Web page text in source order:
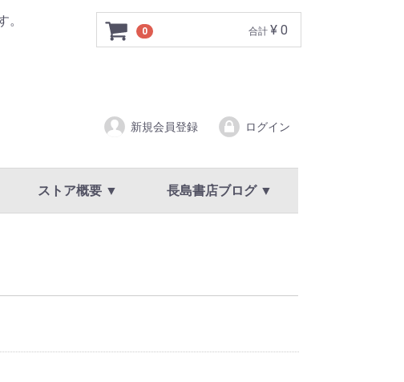
0 合計 ¥ 0
新規会員登録 ログイン
ストア概要 ▼ 長島書店ブログ ▼